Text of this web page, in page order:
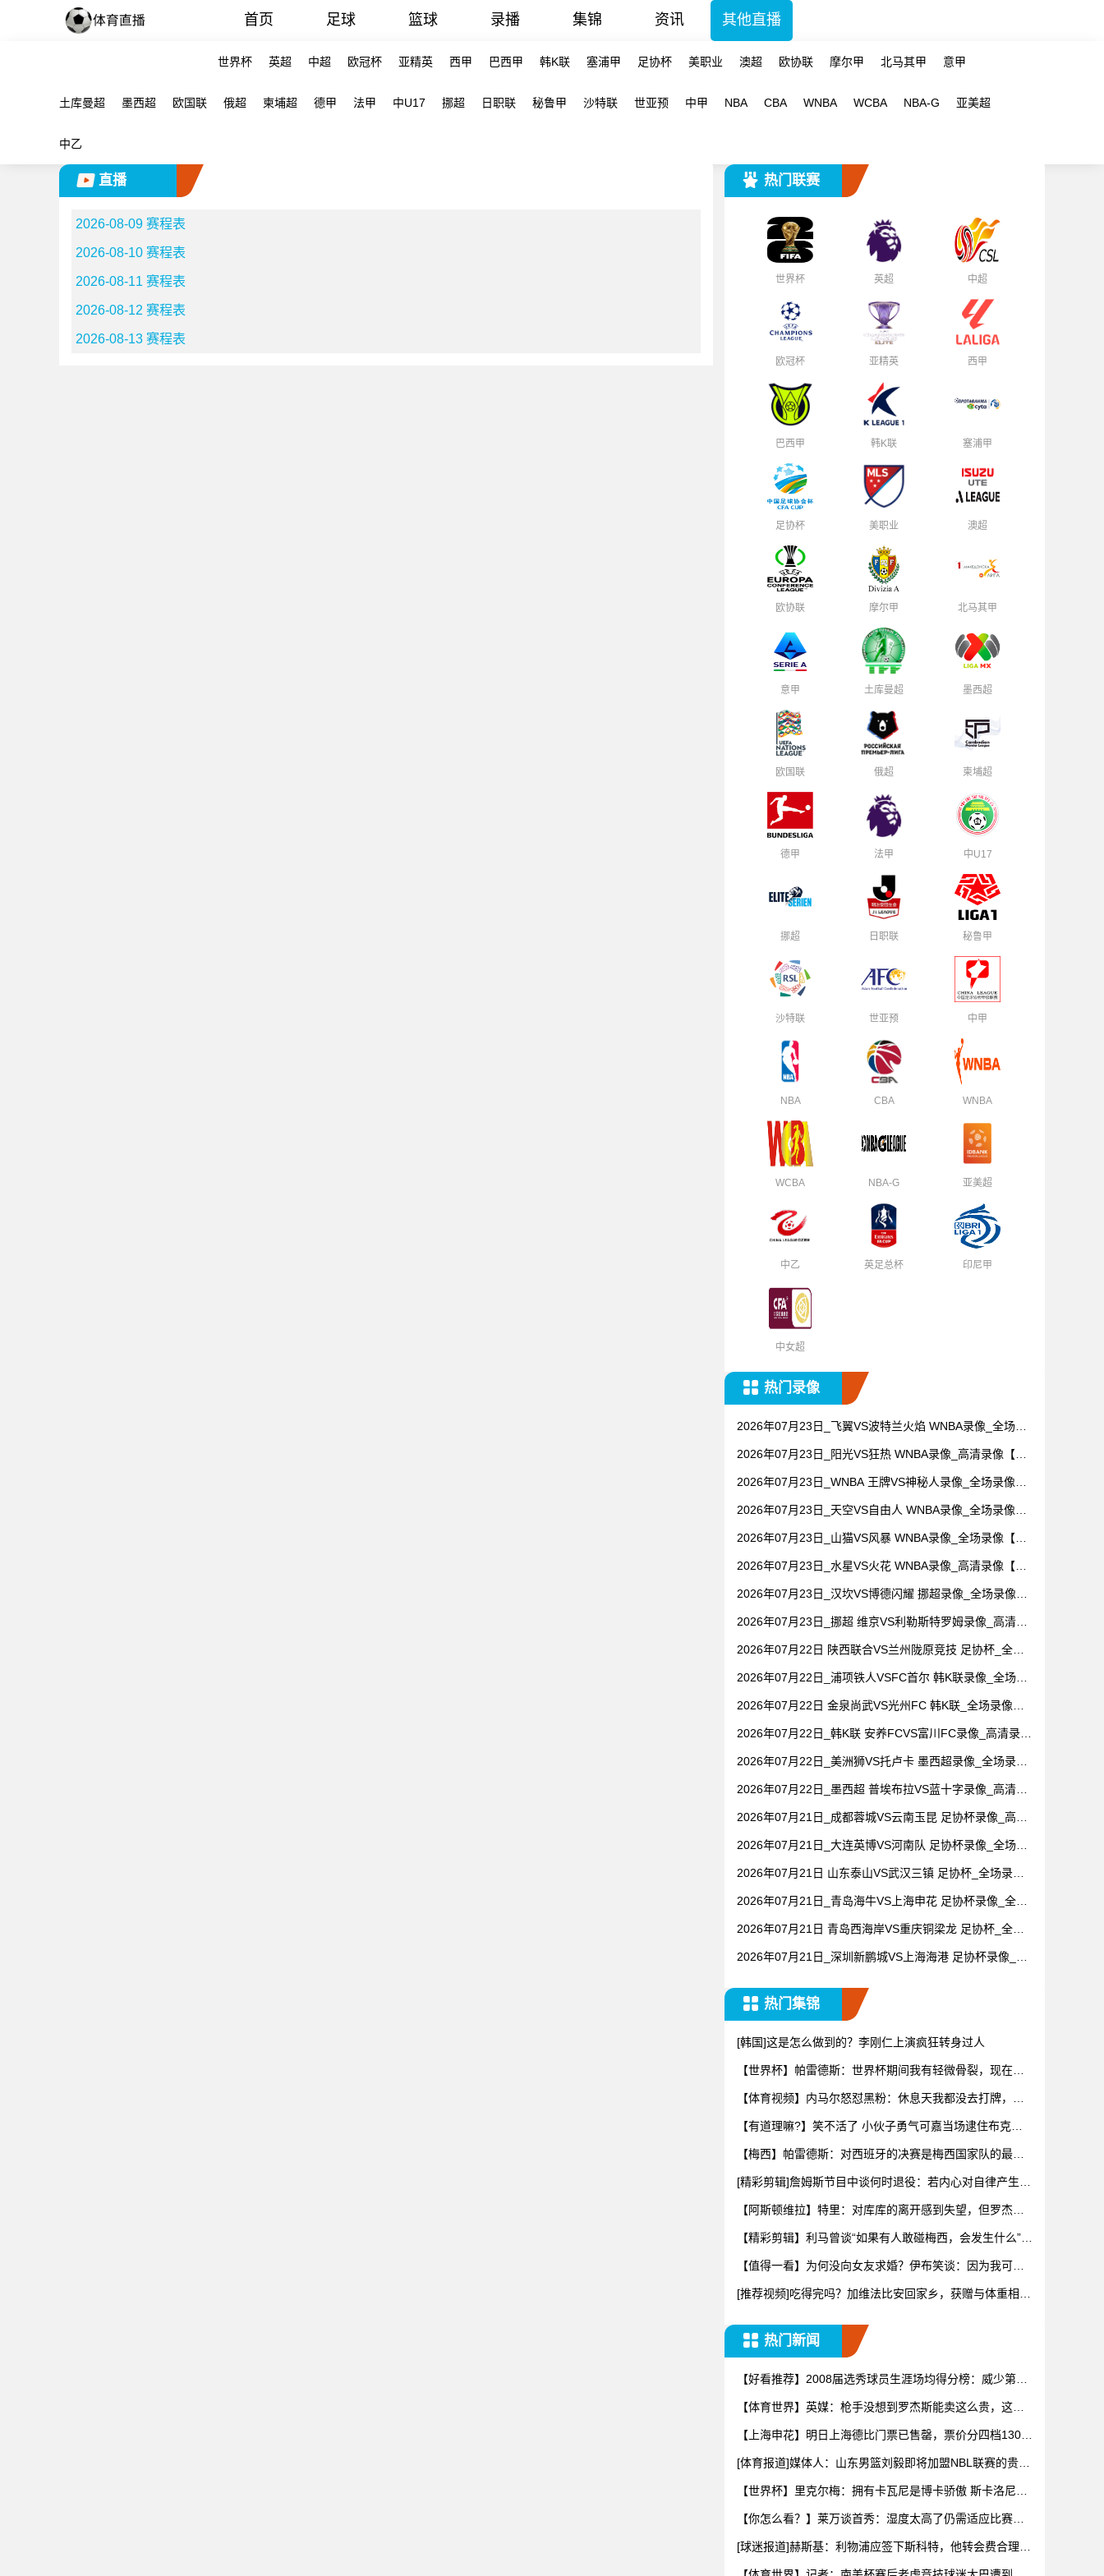
首页 足球 篮球 录播 集锦 资讯 其他直播
世界杯 英超 中超 欧冠杯 亚精英 西甲 巴西甲 韩K联 塞浦甲 足协杯 美职业 澳超 欧协联 摩尔甲 北马其甲 意甲
土库曼超 墨西超 欧国联 俄超 柬埔超 德甲 法甲 中U17 挪超 日职联 秘鲁甲 沙特联 世亚预 中甲 NBA CBA WNBA WCBA NBA-G 亚美超
中乙
直播
2026-08-09 赛程表
2026-08-10 赛程表
2026-08-11 赛程表
2026-08-12 赛程表
2026-08-13 赛程表
热门联赛
世界杯 英超 中超
欧冠杯 亚精英 西甲
巴西甲 韩K联 塞浦甲
足协杯 美职业 澳超
欧协联 摩尔甲 北马其甲
意甲 土库曼超 墨西超
欧国联 俄超 柬埔超
德甲 法甲 中U17
挪超 日职联 秘鲁甲
沙特联 世亚预 中甲
NBA CBA WNBA
WCBA NBA-G 亚美超
中乙 英足总杯 印尼甲
中女超
热门录像
2026年07月23日_飞翼VS波特兰火焰 WNBA录像_全场录
2026年07月23日_阳光VS狂热 WNBA录像_高清录像【全
2026年07月23日_WNBA 王牌VS神秘人录像_全场录像
2026年07月23日_天空VS自由人 WNBA录像_全场录像
2026年07月23日_山猫VS风暴 WNBA录像_全场录像【高
2026年07月23日_水星VS火花 WNBA录像_高清录像【全
2026年07月23日_汉坎VS博德闪耀 挪超录像_全场录像
2026年07月23日_挪超 维京VS利勒斯特罗姆录像_高清录
2026年07月22日 陕西联合VS兰州陇原竞技 足协杯_全场
2026年07月22日_浦项铁人VSFC首尔 韩K联录像_全场录
2026年07月22日 金泉尚武VS光州FC 韩K联_全场录像
2026年07月22日_韩K联 安养FCVS富川FC录像_高清录像
2026年07月22日_美洲狮VS托卢卡 墨西超录像_全场录像
2026年07月22日_墨西超 普埃布拉VS蓝十字录像_高清录
2026年07月21日_成都蓉城VS云南玉昆 足协杯录像_高清
2026年07月21日_大连英博VS河南队 足协杯录像_全场录
2026年07月21日 山东泰山VS武汉三镇 足协杯_全场录像
2026年07月21日_青岛海牛VS上海申花 足协杯录像_全场
2026年07月21日 青岛西海岸VS重庆铜梁龙 足协杯_全场
2026年07月21日_深圳新鹏城VS上海海港 足协杯录像_全
热门集锦
[韩国]这是怎么做到的？李刚仁上演疯狂转身过人
【世界杯】帕雷德斯：世界杯期间我有轻微骨裂，现在好
【体育视频】内马尔怒怼黑粉：休息天我都没去打牌，别
【有道理嘛?】笑不活了 小伙子勇气可嘉当场逮住布克开
【梅西】帕雷德斯：对西班牙的决赛是梅西国家队的最后
[精彩剪辑]詹姆斯节目中谈何时退役：若内心对自律产生抗
【阿斯顿维拉】特里：对库库的离开感到失望，但罗杰斯
【精彩剪辑】利马曾谈“如果有人敢碰梅西，会发生什么”：
【值得一看】为何没向女友求婚？伊布笑谈：因为我可不
[推荐视频]吃得完吗？加维法比安回家乡，获赠与体重相等
热门新闻
【好看推荐】2008届选秀球员生涯场均得分榜：威少第一
【体育世界】英媒：枪手没想到罗杰斯能卖这么贵，这似
【上海申花】明日上海德比门票已售罄，票价分四档130
[体育报道]媒体人：山东男篮刘毅即将加盟NBL联赛的贵州
【世界杯】里克尔梅：拥有卡瓦尼是博卡骄傲 斯卡洛尼是
【你怎么看？】莱万谈首秀：湿度太高了仍需适应比赛环
[球迷报道]赫斯基：利物浦应签下斯科特，他转会费合理且